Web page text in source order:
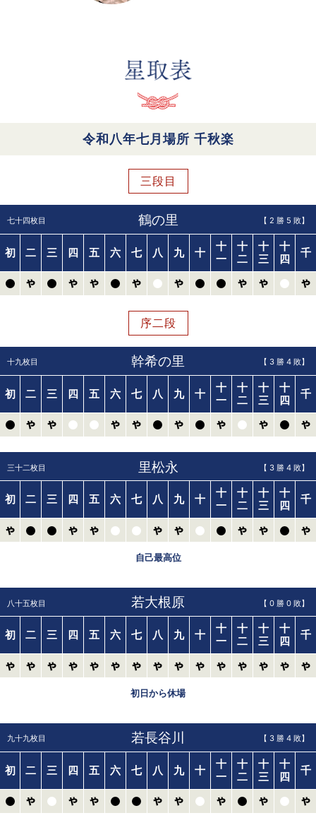
令和八年七月場所 千秋楽
三段目
鶴の里
七十四枚目 【2 勝 5 敗】
初 二 三 四 五 六 七 八 九 十
十
一
十
二
十
三
十
四
千
序二段
幹希の里
十九枚目 【 3 勝4 敗】
初 二 三 四 五 六 七 八 九 十
十
一
十
二
十
三
十
四
千
里松永
三十二枚目 【 3 勝4 敗】
初 二 三 四 五 六 七 八 九 十
十
一
十
二
十
三
十
四
千
自己最高位
若大根原
八十五枚目 【0 勝0 敗】
初 二 三 四 五 六 七 八 九 十
十
一
十
二
十
三
十
四
千
初日から休場
若長谷川
九十九枚目 【 3 勝4 敗】
初 二 三 四 五 六 七 八 九 十
十
一
十
二
十
三
十
四
千